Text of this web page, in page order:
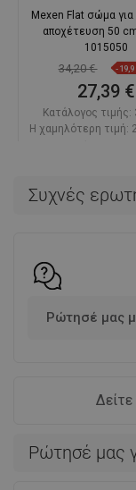
Συχνές
Ρώτησέ μας
Ρώτησέ μας
Mexen Flat σώμα για
αποχέτευση 50
1015050
34,20 € -
27,39 €
Κατάλογος τιμής:
Η χαμηλότερη τιμή: